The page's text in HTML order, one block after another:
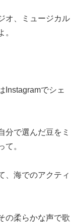
オ、ミュージカル
。
Instagramでシェ
分で選んだ豆をミ
て。
、海でのアクティ
の柔らかな声で歌